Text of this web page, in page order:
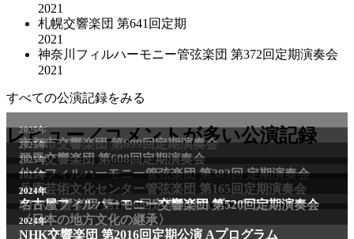
2021
札幌交響楽団 第641回定期
2021
神奈川フィルハーモニー管弦楽団 第372回定期演奏会
2021
すべての公演記録をみる
レビュー／コメントが多い公演記録